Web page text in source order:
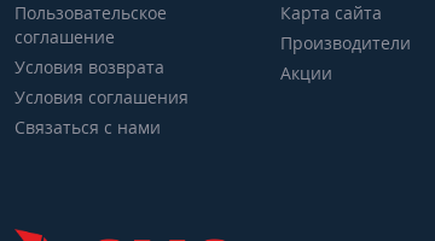
Пользовательское
соглашение
Условия возврата
Условия соглашения
Связаться с нами
Карта сайта
Производители
Акции